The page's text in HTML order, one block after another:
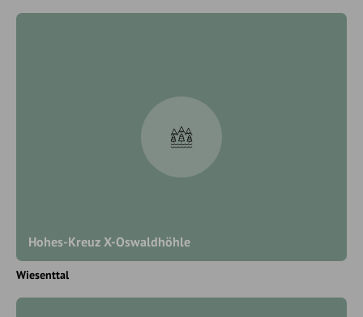
Hohes-Kreuz X-Oswaldhöhle
Wiesenttal